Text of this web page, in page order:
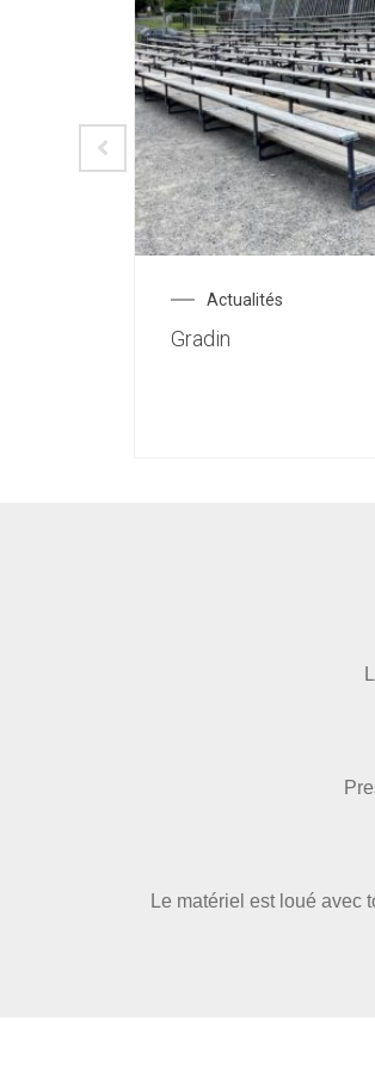
Actualités
Gradin
Le matériel est loué avec